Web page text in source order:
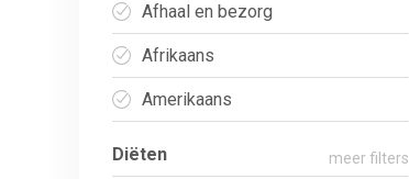
Afhaal en bezorg
Afrikaans
Amerikaans
Diëten meer filters